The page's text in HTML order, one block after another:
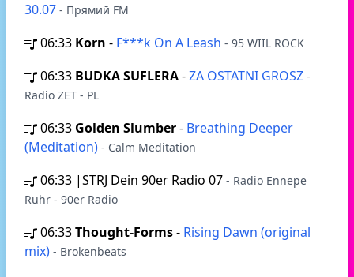
30.07 - Прямий FM
06:33 Korn - F***k On A Leash - 95 WIIL ROCK
06:33 BUDKA SUFLERA-ZA OSTATNI GROSZ -
Radio ZET - PL
06:33 Golden Slumber- Breathing Deeper
(Meditation) - Calm Meditation
06:33 |STRJ Dein 90er Radio 07 - Radio Ennepe
Ruhr - 90er Radio
06:33Thought-Forms- Rising Dawn (original
mix) - Brokenbeats